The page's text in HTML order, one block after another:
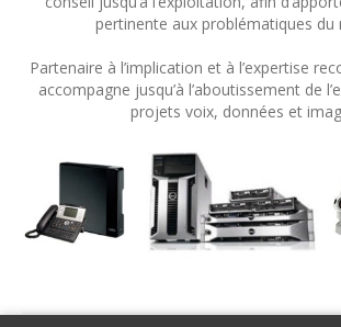
pertinente aux problématiques du
Partenaire à l’implication et à l’expertise
accompagne jusqu’à l’aboutissement de
projets voix, données et